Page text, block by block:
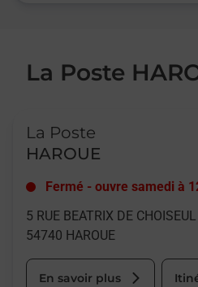
La Poste
La Poste
HAROUE
Fermé - ouvre samedi à
5 RUE BEATRIX DE CHOISEUL
54740 HAROUE
En savoir plus